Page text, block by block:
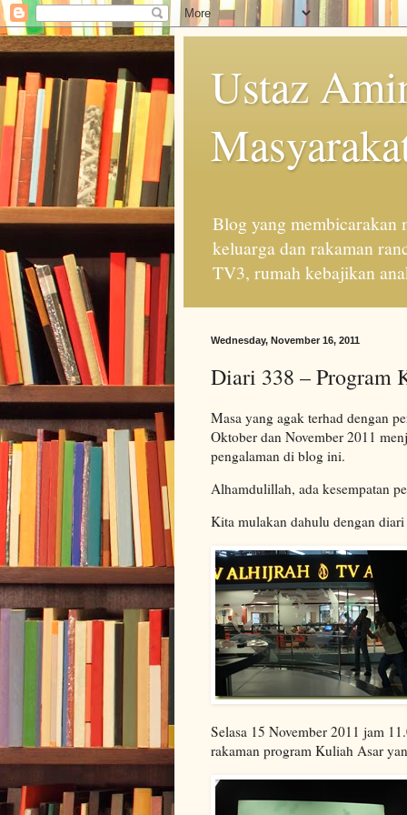
Ustaz
Blog yang membicarakan
keluarga dan rakaman
TV3, rumah kebajikan
Wednesday, November 16, 2011
Diari 338 – Program
Masa yang agak terhad dengan
Oktober dan November 2011
pengalaman di blog ini.
Alhamdulillah, ada kesempatan
Kita mulakan dahulu dengan
Selasa 15 November 2011 jam
rakaman program Kuliah Asar